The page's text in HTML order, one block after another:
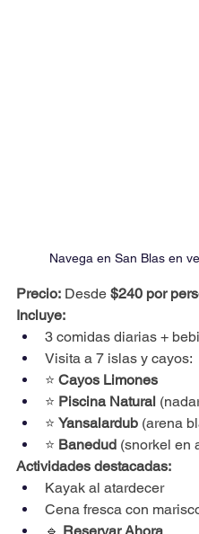
Navega en San Blas en
Precio: Desde $240 por
Incluye:
3 comidas diarias +
Visita a 7 islas y cayos:
⭐ Cayos Limones
⭐ Piscina Natural
⭐ Yansalardub (arena
⭐ Banedud (snorkel en
Actividades destacadas:
Kayak al atardecer
Cena fresca con